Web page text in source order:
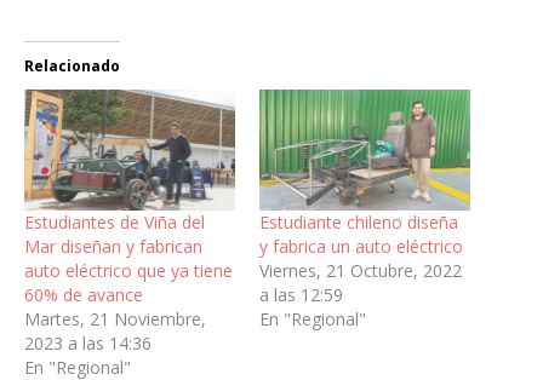
Relacionado
Estudiantes de Viña del
Mar diseñan y fabrican
auto eléctrico que ya tiene
60% de avance
Martes, 21 Noviembre,
2023 a las 14:36
En "Regional"
Estudiante chileno diseña
y fabrica un auto eléctrico
Viernes, 21 Octubre, 2022
a las 12:59
En "Regional"